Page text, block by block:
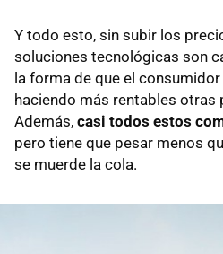
Y todo esto, sin subir los
soluciones tecnológicas son
la forma de que el
haciendo más rentables otras
Además, casi todos estos
pero tiene que pesar menos
se muerde la cola.